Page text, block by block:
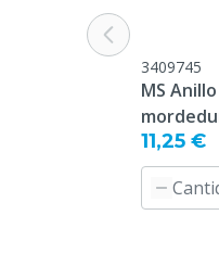
Especie animal
Propiedades
Especie
Peso de la tela
3409745
MS
11,25 €